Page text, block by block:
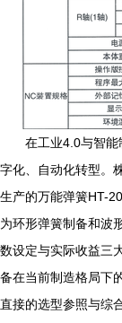
在工业4.0与智
字化、自动化转型。
生产的万能弹簧HT-
为环形弹簧制备和波
数设定与实际收益三
备在当前制造格局下
直接的选型参照与综